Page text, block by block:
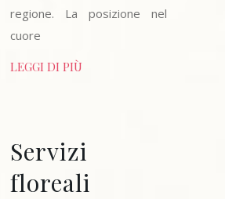
regione. La posizione nel
cuore
LEGGI DI PIÙ
Servizi
floreali